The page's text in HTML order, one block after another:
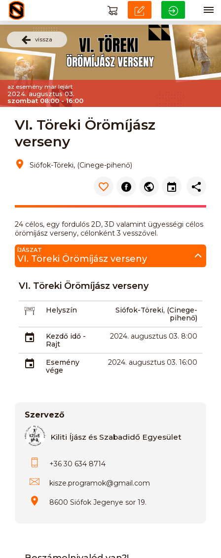
vissza
az esemény már lejárt
2024. augusztus 03.
szombat 08:00 - 16:00
VI. Töreki Örömíjász
verseny
Siófok-Töreki, (Cinege-pihenő)
24 célos, egy fordulós 2D, 3D valamint ügyességi célos
örömíjász verseny, célonként 3 vesszővel.
ÍJÁSZAT
VI. Töreki Örömíjász verseny
VI. Töreki Örömíjász verseny
Helyszín
Siófok-Töreki, (Cinege-
pihenő)
Kezdő idő -
Rajt
2024. augusztus 03. 8:00
Esemény
vége
2024. augusztus 03. 16:00
Szervező
Kiliti Íjász és Szabadidő Egyesület
+36 30 634 8714
kisze.programok@gmail.com
8600 Siófok Jegenye sor 19.